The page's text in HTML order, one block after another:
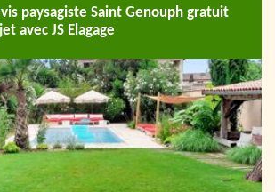
paysagiste Saint Genouph gratuit
avec JS Elagage